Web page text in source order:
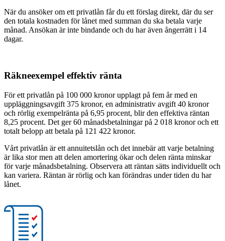
När du ansöker om ett privatlån får du ett förslag direkt, där du ser
den totala kostnaden för lånet med summan du ska betala varje
månad. Ansökan är inte bindande och du har även ångerrätt i 14
dagar.
Räkneexempel effektiv ränta
För ett privatlån på 100 000 kronor upplagt på fem år med en
uppläggningsavgift 375 kronor, en administrativ avgift 40 kronor
och rörlig exempelränta på 6,95 procent, blir den effektiva räntan
8,25 procent. Det ger 60 månadsbetalningar på 2 018 kronor och ett
totalt belopp att betala på 121 422 kronor.
Vårt privatlån är ett annuitetslån och det innebär att varje betalning
är lika stor men att delen amortering ökar och delen ränta minskar
för varje månadsbetalning. Observera att räntan sätts individuellt och
kan variera. Räntan är rörlig och kan förändras under tiden du har
lånet.